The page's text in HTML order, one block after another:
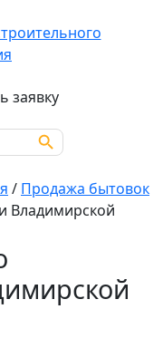
Search Button
заявку
/ Продажа бытовок
Владимирской